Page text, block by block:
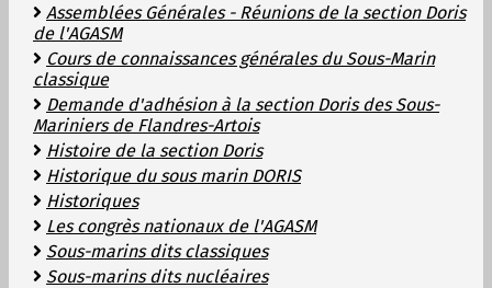
Assemblées Générales - Réunions de la section Doris
de l'AGASM
Cours de connaissances générales du Sous-Marin
classique
Demande d'adhésion à la section Doris des Sous-
Mariniers de Flandres-Artois
Histoire de la section Doris
Historique du sous marin DORIS
Historiques
Les congrès nationaux de l'AGASM
Sous-marins dits classiques
Sous-marins dits nucléaires